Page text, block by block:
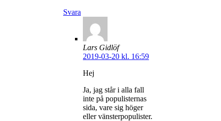
Svara
Lars Gidlöf
2019-03-20 kl. 16:59
Hej
Ja, jag står i alla fall
inte på populisternas
sida, vare sig höger
eller vänsterpopulister.